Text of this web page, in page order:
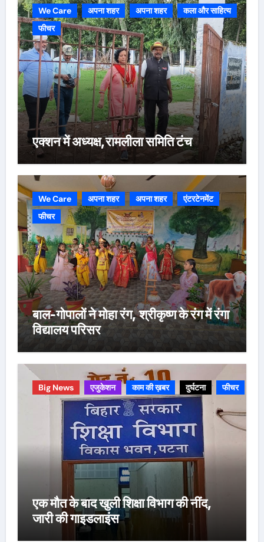
We Care अपना शहर अपना शहर
कला और साहित्य
फीचर
एक्शन में अध्यक्ष,रामलीला समिति टंच
We Care अपना शहर अपना शहर
एंटरटेनमेंट
फीचर
बाल-गोपालों ने मोहा रंग, श्रीकृष्ण के रंग में रंगा
विद्यालय परिसर
Big News एजुकेशन काम की ख़बर दुर्घटना फीचर
एक मौत के बाद खुली शिक्षा विभाग की नींद,
जारी की गाइडलाइंस